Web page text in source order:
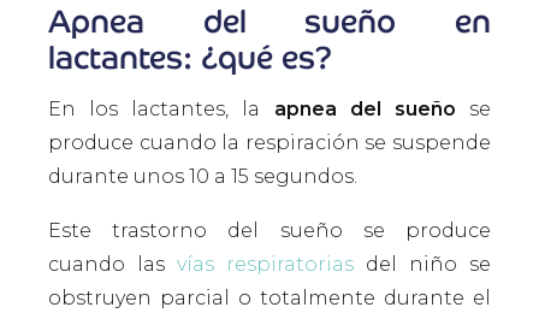
Apnea del sueño en
lactantes: ¿qué es?
En los lactantes, la apnea del sueño se
produce cuando la respiración se suspende
durante unos 10 a 15 segundos.
Este trastorno del sueño se produce
cuando las vías respiratorias del niño se
obstruyen parcial o totalmente durante el